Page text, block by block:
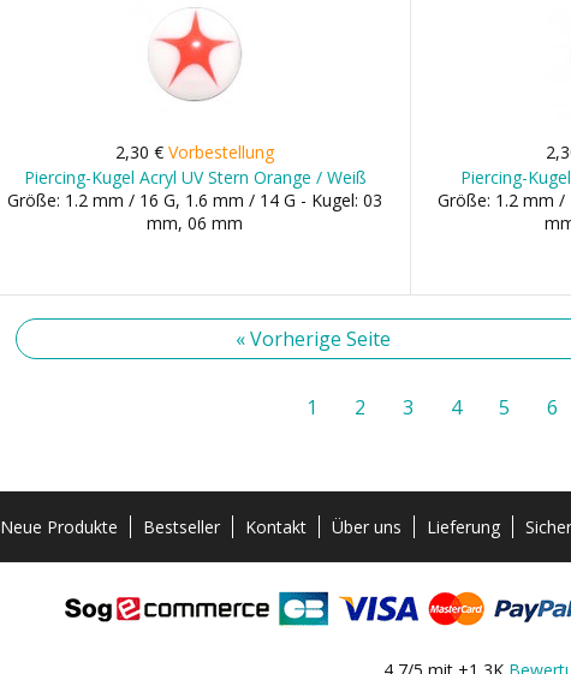
2,30 €Vorbestellung
Piercing-Kugel Acryl UV Stern Orange / Weiß
Größe: 1.2 mm / 16 G, 1.6 mm / 14 G - Kugel: 03
mm, 06 mm
Piercing-
Größe: 1.2 mm /
« Vorherige Seite
1 2 3 4 5 6
Neue Produkte Bestseller Kontakt Über uns Lieferung